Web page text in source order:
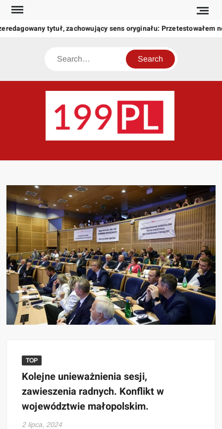
Skip
content
tytuł, zachowujący sens oryginału: Przetestowałem
Search
świat
TOP
Kolejne unieważnienia sesji,
zawieszenia radnych. Konflikt w
województwie małopolskim.
2 lipca, 2024